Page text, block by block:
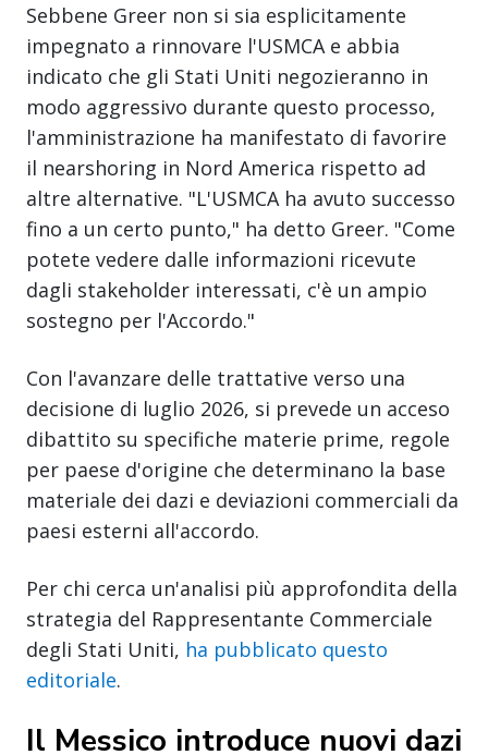
Sebbene Greer non si sia esplicitamente
impegnato a rinnovare l'USMCA e abbia
indicato che gli Stati Uniti negozieranno in
modo aggressivo durante questo processo,
l'amministrazione ha manifestato di favorire
il nearshoring in Nord America rispetto ad
altre alternative. "L'USMCA ha avuto successo
fino a un certo punto," ha detto Greer. "Come
potete vedere dalle informazioni ricevute
dagli stakeholder interessati, c'è un ampio
sostegno per l'Accordo."
Con l'avanzare delle trattative verso una
decisione di luglio 2026, si prevede un acceso
dibattito su specifiche materie prime, regole
per paese d'origine che determinano la base
materiale dei dazi e deviazioni commerciali da
paesi esterni all'accordo.
Per chi cerca un'analisi più approfondita della
strategia del Rappresentante Commerciale
degli Stati Uniti, ha pubblicato questo
editoriale.
Il Messico introduce nuovi dazi